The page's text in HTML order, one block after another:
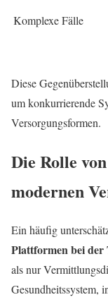
Komplexe Fälle
Diese
um konkurrierende
Versorgungsformen.
Die Rolle
modernen
Ein häufig
Plattformen bei der
als nur
Gesundheitssystem,